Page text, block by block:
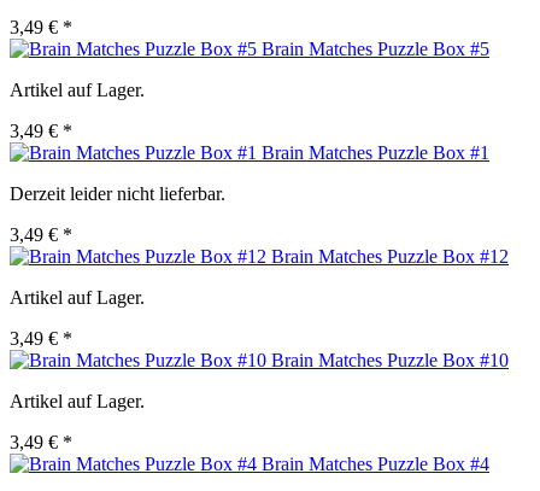
3,49 € *
Brain Matches Puzzle Box #5
Artikel auf Lager.
3,49 € *
Brain Matches Puzzle Box #1
Derzeit leider nicht lieferbar.
3,49 € *
Brain Matches Puzzle Box #12
Artikel auf Lager.
3,49 € *
Brain Matches Puzzle Box #10
Artikel auf Lager.
3,49 € *
Brain Matches Puzzle Box #4